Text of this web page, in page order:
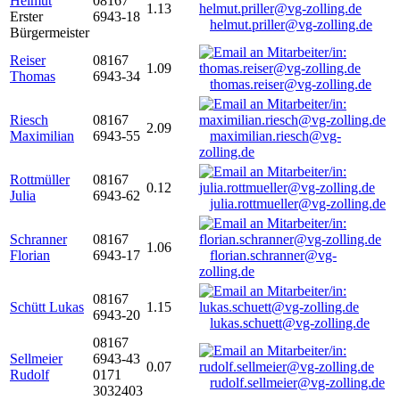
Erster
Bürgermeister
6943-18
1.13
helmut.priller@vg-zolling.de
Reiser
Thomas
08167
6943-34
1.09
thomas.reiser@vg-zolling.de
Riesch
Maximilian
08167
6943-55
2.09
maximilian.riesch@vg-
zolling.de
Rottmüller
Julia
08167
6943-62
0.12
julia.rottmueller@vg-zolling.de
Schranner
Florian
08167
6943-17
1.06
florian.schranner@vg-
zolling.de
Schütt Lukas
08167
6943-20
1.15
lukas.schuett@vg-zolling.de
Sellmeier
Rudolf
08167
6943-43
0171
3032403
0.07
rudolf.sellmeier@vg-zolling.de